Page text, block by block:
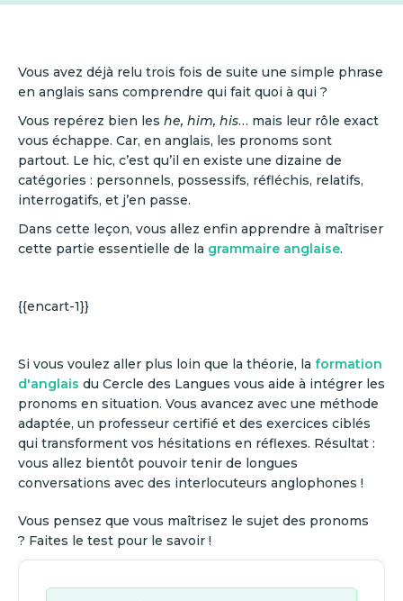
Vous avez déjà relu trois fois de suite une simple phrase
en anglais sans comprendre qui fait quoi à qui ?
Vous repérez bien les he, him, his… mais leur rôle exact
vous échappe. Car, en anglais, les pronoms sont
partout. Le hic, c’est qu’il en existe une dizaine de
catégories : personnels, possessifs, réfléchis, relatifs,
interrogatifs, et j’en passe.
Dans cette leçon, vous allez enfin apprendre à maîtriser
cette partie essentielle de la grammaire anglaise.
{{encart-1}}
Si vous voulez aller plus loin que la théorie, la formation
d'anglais du Cercle des Langues vous aide à intégrer les
pronoms en situation. Vous avancez avec une méthode
adaptée, un professeur certifié et des exercices ciblés
qui transforment vos hésitations en réflexes. Résultat :
vous allez bientôt pouvoir tenir de longues
conversations avec des interlocuteurs anglophones !
Vous pensez que vous maîtrisez le sujet des pronoms
? Faites le test pour le savoir !